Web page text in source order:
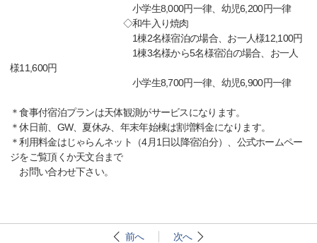
小学生8,000円一律、幼児6,200円一律
◇和牛入り焼肉
1棟2名様宿泊の場合、お一人様12,100円
1棟3名様から5名様宿泊の場合、お一人
様11,600円
小学生8,700円一律、幼児6,900円一律
＊食事付宿泊プランは天体観測がサービスになります。
＊休日前、GW、夏休み、年末年始棟は割増料金になります。
＊利用料金はじゃらんネット（4月1日以降宿泊分）、公式ホームペー
ジをご覧頂くか天文台まで
お問い合わせ下さい。
前へ 次へ